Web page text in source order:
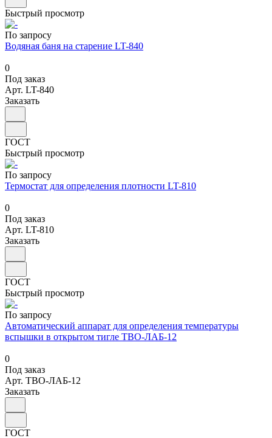
Быстрый просмотр
По запросу
Водяная баня на старение LT-840
0
Под заказ
Арт. LT-840
Заказать
ГОСТ
Быстрый просмотр
По запросу
Термостат для определения плотности LT-810
0
Под заказ
Арт. LT-810
Заказать
ГОСТ
Быстрый просмотр
По запросу
Автоматический аппарат для определения температуры
вспышки в открытом тигле ТВО-ЛАБ-12
0
Под заказ
Арт. ТВО-ЛАБ-12
Заказать
ГОСТ